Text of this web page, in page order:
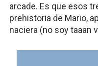
arcade. Es que esos
prehistoria de Mario,
naciera (no soy taaan